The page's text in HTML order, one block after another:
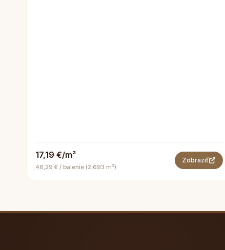
17,19 €/m²
46,29 € / balenie (2,693 m²)
Zobraziť